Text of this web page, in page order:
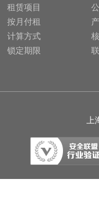
租赁项目
按月付租
计算方式
锁定期限